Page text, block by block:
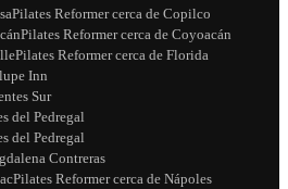
Pilates Reformer cerca de Copilco
Pilates Reformer cerca de Coyoacán
Pilates Reformer cerca de Florida
Inn
Sur
del Pedregal
del Pedregal
Contreras
Pilates Reformer cerca de Nápoles